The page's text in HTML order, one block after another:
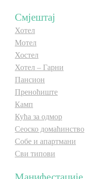
Смјештај
Хотел
Мотел
Хостел
Хотел – Гарни
Пансион
Преноћиште
Камп
Кућа за одмор
Сеоско домаћинство
Собе и апартмани
Сви типови